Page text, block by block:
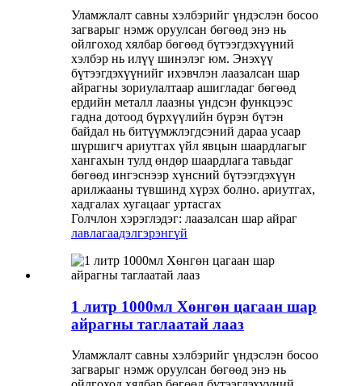
Уламжлалт савны хэлбэрийг үндэслэн босоо
загварыг нэмж оруулсан бөгөөд энэ нь
ойлгоход хялбар бөгөөд бүтээгдэхүүний
хэлбэр нь илүү шинэлэг юм. Энэхүү
бүтээгдэхүүнийг ихэвчлэн лаазалсан шар
айрагны зориулалтаар ашигладаг бөгөөд
ердийн металл лаазны үндсэн функцээс
гадна дотоод бүрхүүлийн бүрэн бүтэн
байдал нь битүүмжлэгдсэний дараа усаар
шүршигч ариутгах үйл явцын шаардлагыг
хангахын тулд өндөр шаардлага тавьдаг
бөгөөд ингэснээр хүнсний бүтээгдэхүүн
арилжааны түвшинд хүрэх болно. ариутгах,
хадгалах хугацааг уртасгах
Голчлон хэрэглэдэг: лаазалсан шар айраг
лавлагаадэлгэрэнгүй
1 литр 1000мл Хөнгөн цагаан шар
айрагны таглаатай лааз
Уламжлалт савны хэлбэрийг үндэслэн босоо
загварыг нэмж оруулсан бөгөөд энэ нь